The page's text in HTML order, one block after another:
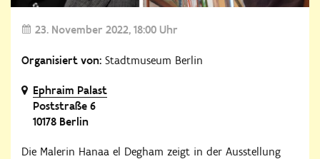
23. November 2022 18:00 Uhr
Organisiert von: Stadtmuseum Berlin
Ephraim Palast
Poststraße 6
10178 Berlin
Die Malerin Hanaa el Degham zeigt in der Ausstellung